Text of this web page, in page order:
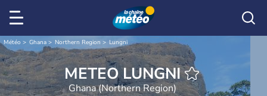
Météo Ghana Northern Region Lungni
METEO LUNGNI
Ghana (Northern Region)